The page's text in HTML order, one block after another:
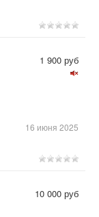
16 июня 2025
1 900 руб
10 000 руб